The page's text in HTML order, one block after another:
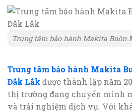
Trung tâm bảo hành Makita Buôn
Trung tâm bảo hành Makita
Đắk Lắk được thành lập năm
thị trường đang chuyển mình
và trải nghiệm dịch vụ. Với